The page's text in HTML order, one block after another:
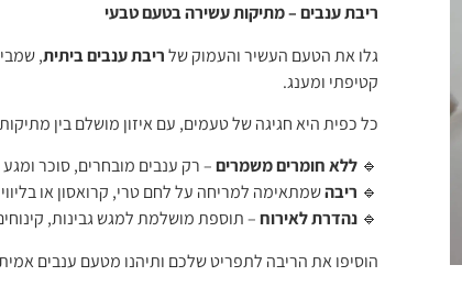
ריבת ענבים – מתיקות עשירה בטעם טבעי
גלו את הטעם העשיר והעמוק שלריבת ענבים ביתית,
קטיפתי ומענג.
כל כפית היא חגיגה של טעמים, עם איזון מושלם בין
🔹 ללא חומרים משמרים– רק ענבים מובחרים, סוכר
🔹 ריבהשמתאימה למריחה על לחם טרי, קרואסון או
🔹 נהדרת לאירוח– תוספת מושלמת למגש גבינות,
הוסיפו את הריבה לתפריט שלכם ותיהנו מטעם ענבים